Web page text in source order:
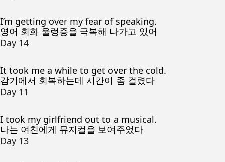
I’m getting over my fear of speaking.
영어 회화 울렁증을 극복해 나가고 있어
Day 14
It took me a while to get over the cold.
감기에서 회복하는데 시간이 좀 걸렸다
Day 11
I took my girlfriend out to a musical.
나는 여친에게 뮤지컬을 보여주었다
Day 13